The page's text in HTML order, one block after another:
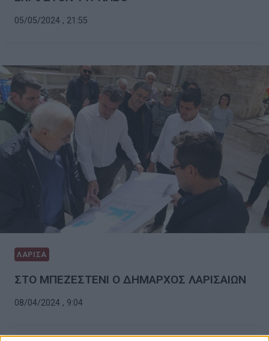
05/05/2024 , 21:55
ΛΑΡΙΣΑ
ΣΤΟ ΜΠΕΖΕΣΤΕΝΙ Ο ΔΗΜΑΡΧΟΣ ΛΑΡΙΣΑΙΩΝ
08/04/2024 , 9:04